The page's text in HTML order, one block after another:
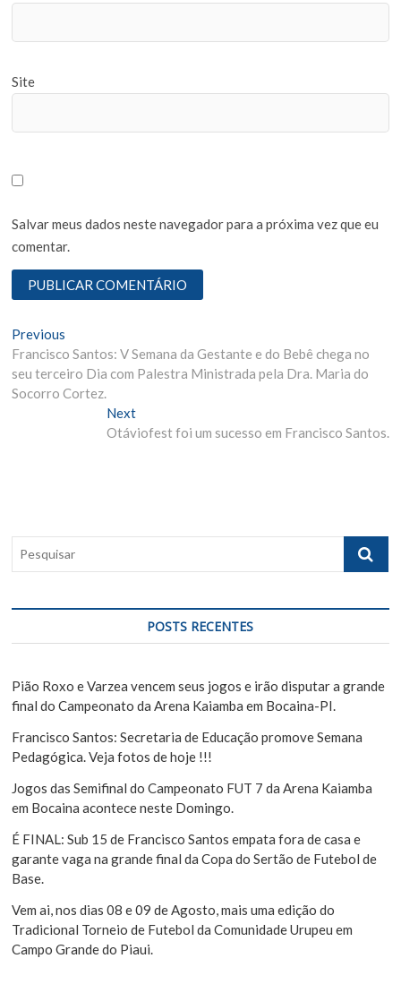
Site
Salvar meus dados neste navegador para a próxima vez que eu
comentar.
N
a
v
ã
o
P
o
s
t
Previous
r
e
v
t
:
Francisco Santos: V Semana da Gestante e do Bebê chega no
seu terceiro Dia com Palestra Ministrada pela Dra. Maria do
Socorro Cortez.
NextN
e
:
Otáviofest foi um sucesso em Francisco Santos.
q
i
a
POSTS RECENTES
Pião Roxo e Varzea vencem seus jogos e irão disputar a grande
final do Campeonato da Arena Kaiamba em Bocaina-PI.
Francisco Santos: Secretaria de Educação promove Semana
Pedagógica. Veja fotos de hoje !!!
Jogos das Semifinal do Campeonato FUT 7 da Arena Kaiamba
em Bocaina acontece neste Domingo.
É FINAL: Sub 15 de Francisco Santos empata fora de casa e
garante vaga na grande final da Copa do Sertão de Futebol de
Base.
Vem ai, nos dias 08 e 09 de Agosto, mais uma edição do
Tradicional Torneio de Futebol da Comunidade Urupeu em
Campo Grande do Piaui.